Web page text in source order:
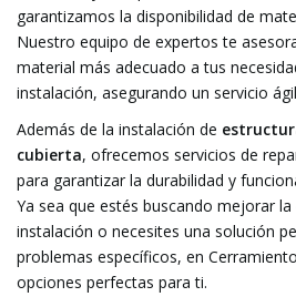
garantizamos la disponibilidad de
Nuestro equipo de expertos te
material más adecuado a tus
instalación, asegurando un servicio
Además de la instalación de
cubierta, ofrecemos servicios de
para garantizar la durabilidad y
Ya sea que estés buscando mejorar
instalación o necesites una solución
problemas específicos, en
opciones perfectas para ti.